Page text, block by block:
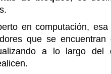
en computación,
que se
a lo largo del